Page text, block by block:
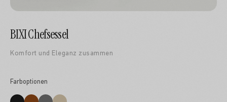
BIXI Chefsessel
Komfort und Eleganz zusammen
Farboptionen